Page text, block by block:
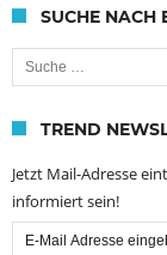
SUCHE NACH
Suche nach:
TREND
Jetzt Mail-Adresse
informiert sein!
Email